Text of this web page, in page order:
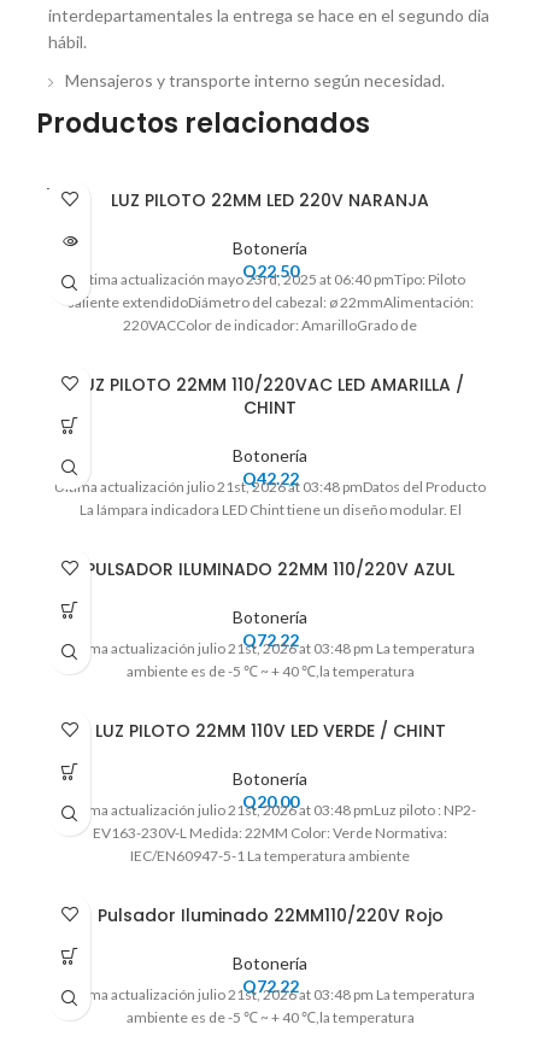
interdepartamentales la entrega se hace en el segundo dia
hábil.
Mensajeros y transporte interno según necesidad.
Productos relacionados
VENDI
DO
LUZ PILOTO 22MM LED 220V NARANJA
Botonería
Q22.50
Ultima actualización mayo 23rd, 2025 at 06:40 pmTipo: Piloto
saliente extendidoDiámetro del cabezal: ø 22mmAlimentación:
220VACColor de indicador: AmarilloGrado de
LUZ PILOTO 22MM 110/220VAC LED AMARILLA /
CHINT
Botonería
Q42.22
Ultima actualización julio 21st, 2026 at 03:48 pmDatos del Producto
La lámpara indicadora LED Chint tiene un diseño modular. El
PULSADOR ILUMINADO 22MM 110/220V AZUL
Botonería
Q72.22
Ultima actualización julio 21st, 2026 at 03:48 pm La temperatura
ambiente es de -5 ℃ ~ + 40 ℃,la temperatura
LUZ PILOTO 22MM 110V LED VERDE / CHINT
Botonería
Q20.00
Ultima actualización julio 21st, 2026 at 03:48 pmLuz piloto : NP2-
EV163-230V-L Medida: 22MM Color: Verde Normativa:
IEC/EN60947-5-1 La temperatura ambiente
Pulsador Iluminado 22MM110/220V Rojo
Botonería
Q72.22
Ultima actualización julio 21st, 2026 at 03:48 pm La temperatura
ambiente es de -5 ℃ ~ + 40 ℃,la temperatura